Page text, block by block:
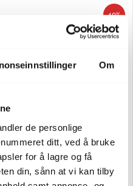
Om
de personlige
ditt, ved å bruke
for å lagre og få
din, sånn at vi kan tilby
Zwiesel Glas
Bouquet siderglass 37 cl 2 stk
klar
377 kr 629 kr
40%
Få på lager